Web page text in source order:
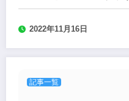
ドッグフード「
2022年11月16日
記事一覧